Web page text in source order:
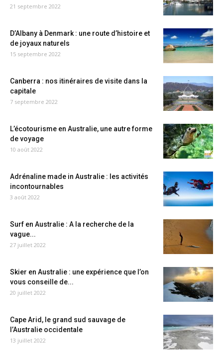
21 septembre 2022
D’Albany à Denmark : une route d’histoire et
de joyaux naturels
15 septembre 2022
Canberra : nos itinéraires de visite dans la
capitale
7 septembre 2022
L’écotourisme en Australie, une autre forme
de voyage
10 août 2022
Adrénaline made in Australie : les activités
incontournables
3 août 2022
Surf en Australie : A la recherche de la
vague...
27 juillet 2022
Skier en Australie : une expérience que l’on
vous conseille de...
20 juillet 2022
Cape Arid, le grand sud sauvage de
l’Australie occidentale
13 juillet 2022